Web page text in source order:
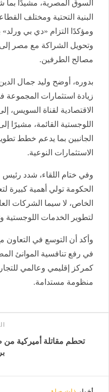
السوق المصرية، مشيدًا بما
البنية التحتية ومختلف
ومؤكدًا التزام «دي بي ورلد»
وتحويل الشراكة مع مصر
مصالح الطرفين.
بدوره، أوضح وليد جمال
زيادة استثمارات المجموعة
الاقتصادية لقناة السويس،
اللوجستية القائمة، مشيرًا
الجانبين بما يدعم خطط
الاستثمارات النوعية.
وفي ختام اللقاء، شدد
الحكومة تولي أهمية كبيرة
الخاص، لا سيما الشركات
لتطوير الخدمات اللوجستية
وأكد أن التوسع في
في رفع تنافسية الموانئ
كمركز إقليمي وعالمي
منظومة مستدامة.